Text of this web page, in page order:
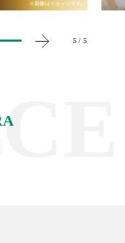
5 / 5
/